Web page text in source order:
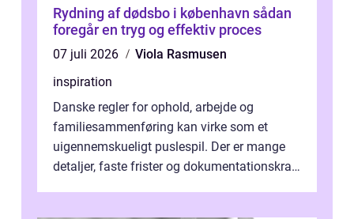
Rydning af dødsbo i københavn sådan
foregår en tryg og effektiv proces
07 juli 2026
Viola Rasmusen
inspiration
Danske regler for ophold, arbejde og
familiesammenføring kan virke som et
uigennemskueligt puslespil. Der er mange
detaljer, faste frister og dokumentationskrav,